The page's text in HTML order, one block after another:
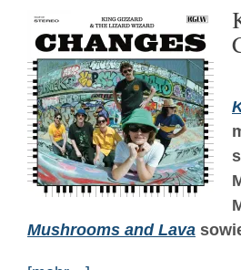
Mushrooms and Lava